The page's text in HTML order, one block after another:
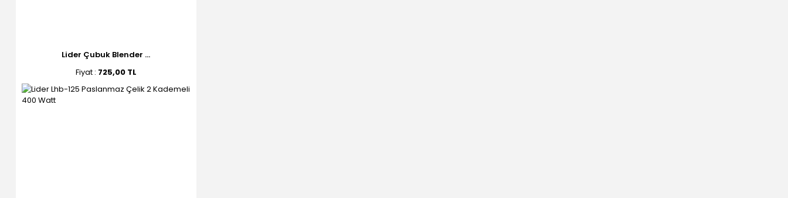
Lider Çubuk Blender ...
Fiyat : 725,00 TL